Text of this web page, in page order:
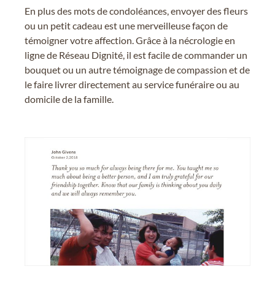
En plus des mots de condoléances, envoyer des fleurs
ou un petit cadeau est une merveilleuse façon de
témoigner votre affection. Grâce à la nécrologie en
ligne de Réseau Dignité, il est facile de commander un
bouquet ou un autre témoignage de compassion et de
le faire livrer directement au service funéraire ou au
domicile de la famille.